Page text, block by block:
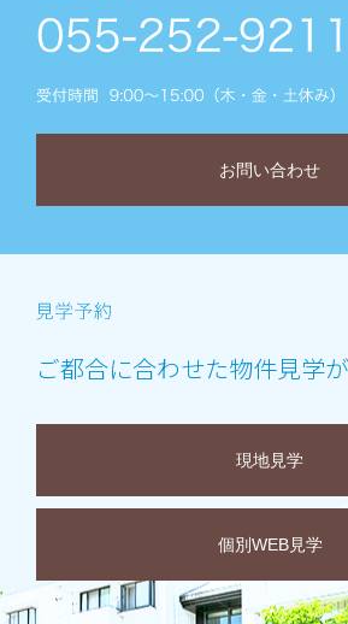
お問い合わせ
ご都合に合わせた物件見学
現地見学
個別WEB見学